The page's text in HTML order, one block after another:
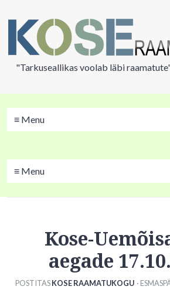
"Tarkuseallikas voolab läbi
≡ Menu
≡ Menu
Kose-
aegade
POSTITASKOSE RAAMATUKOGU ·